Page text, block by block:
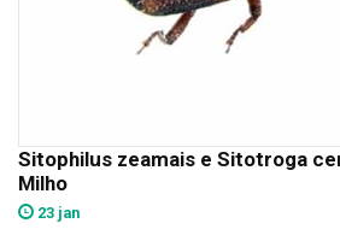
Sitophilus zeamais e Sitotroga
Milho
23 jan